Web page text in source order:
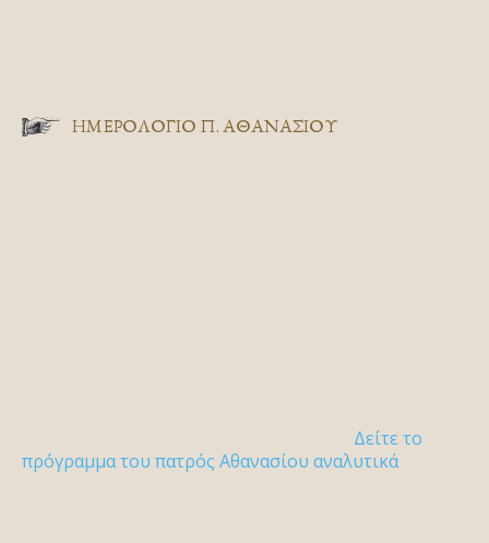
ΗΜΕΡΟΛΟΓΙΟ Π. ΑΘΑΝΑΣΙΟΥ
Δείτε το
πρόγραμμα του πατρός Αθανασίου αναλυτικά